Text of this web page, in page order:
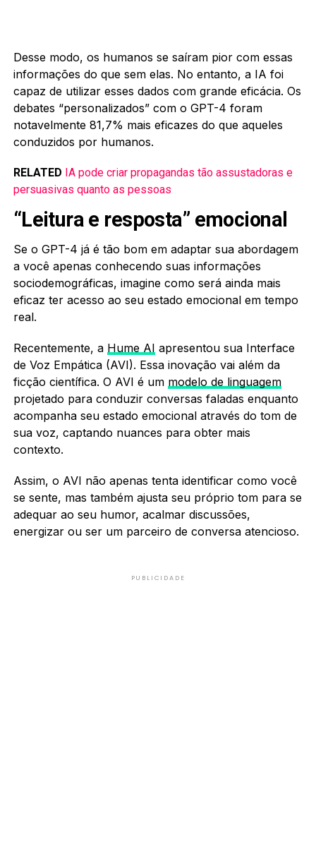
Desse modo, os humanos se saíram pior com essas
informações do que sem elas. No entanto, a IA foi
capaz de utilizar esses dados com grande eficácia. Os
debates “personalizados” com o GPT-4 foram
notavelmente 81,7% mais eficazes do que aqueles
conduzidos por humanos.
RELATED IA pode criar propagandas tão assustadoras e
persuasivas quanto as pessoas
“Leitura e resposta” emocional
Se o GPT-4 já é tão bom em adaptar sua abordagem
a você apenas conhecendo suas informações
sociodemográficas, imagine como será ainda mais
eficaz ter acesso ao seu estado emocional em tempo
real.
Recentemente, a Hume AI apresentou sua Interface
de Voz Empática (AVI). Essa inovação vai além da
ficção científica. O AVI é um modelo de linguagem
projetado para conduzir conversas faladas enquanto
acompanha seu estado emocional através do tom de
sua voz, captando nuances para obter mais
contexto.
Assim, o AVI não apenas tenta identificar como você
se sente, mas também ajusta seu próprio tom para se
adequar ao seu humor, acalmar discussões,
energizar ou ser um parceiro de conversa atencioso.
PUBLICIDADE